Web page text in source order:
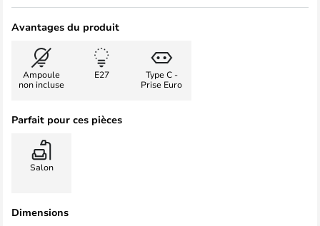
Avantages du produit
Ampoule
non incluse
E27
Type C -
Prise Euro
Parfait pour ces pièces
Salon
Dimensions